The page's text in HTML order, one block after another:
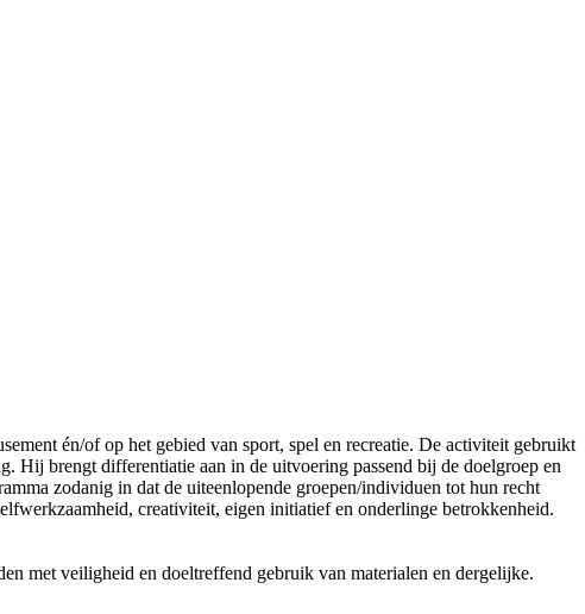
én/of op het gebied van sport, spel en recreatie. De activiteit gebruikt
Hij brengt differentiatie aan in de uitvoering passend bij de doelgroep en
zodanig in dat de uiteenlopende groepen/individuen tot hun recht
creativiteit, eigen initiatief en onderlinge betrokkenheid.
met veiligheid en doeltreffend gebruik van materialen en dergelijke.